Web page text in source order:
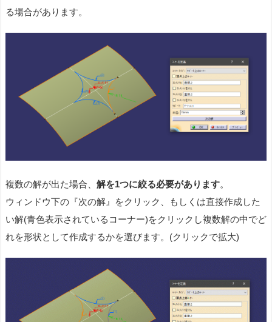
る場合があります。
複数の解が出た場合、 解を1つに絞る必要があります。
ウィンドウ下の『次の解』をクリック、もしくは直接作成した
い解(青色表示されているコーナー)をクリックし複数解の中でど
れを形状として作成するかを選びます。(クリックで拡大)